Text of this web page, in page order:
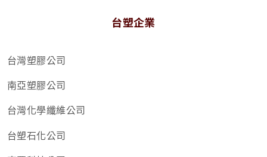
台塑企業
台灣塑膠公司
南亞塑膠公司
台灣化學纖維公司
台塑石化公司